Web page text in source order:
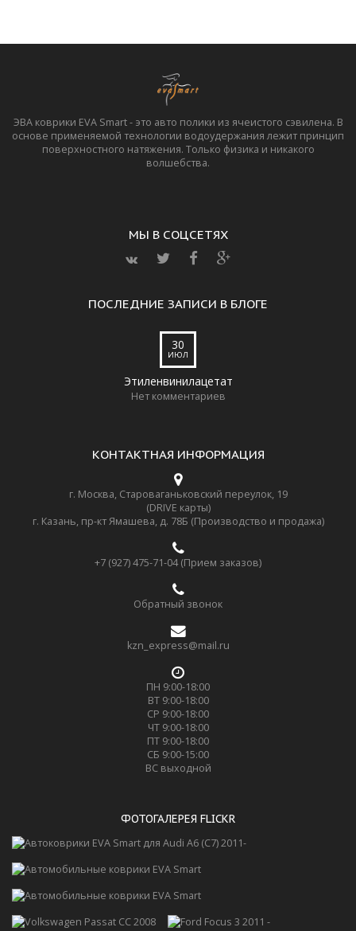
ЭВА коврики EVA Smart - это авто полики из ячеистого сэвилена. В
основе применяемой технологии водоудержания лежит принцип
поверхностного натяжения. Только физика и никакого
волшебства.
МЫ В СОЦСЕТЯХ
ПОСЛЕДНИЕ ЗАПИСИ В БЛОГЕ
30
ИЮЛ
Этиленвинилацетат
Нет комментариев
КОНТАКТНАЯ ИНФОРМАЦИЯ
г. Москва, Староваганьковский переулок, 19
(DRIVE карты)
г. Казань, пр-кт Ямашева, д. 78Б (Производство и продажа)
+7 (927) 475-71-04 (Прием заказов)
Обратный звонок
kzn_express@mail.ru
ПН 9:00-18:00
ВТ 9:00-18:00
СР 9:00-18:00
ЧТ 9:00-18:00
ПТ 9:00-18:00
СБ 9:00-15:00
ВС выходной
ФОТОГАЛЕРЕЯ FLICKR